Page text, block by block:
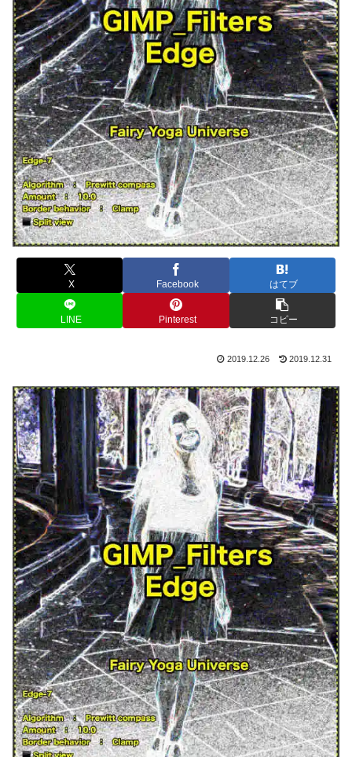
X Facebook はてブ
LINE Pinterest コピー
2019.12.26 2019.12.31